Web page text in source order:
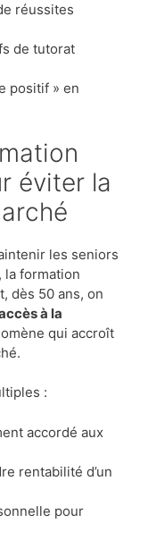
réussites
de tutorat
positif » en
éviter la
les seniors
la formation
dès 50 ans, on
à la
qui accroît
:
accordé aux
rentabilité d’un
pour